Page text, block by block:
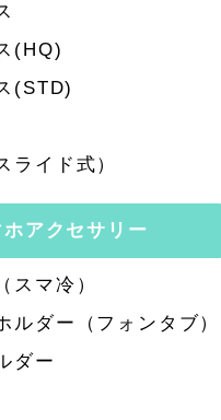
(HQ)
(STD)
ライド式）
アクセサリー
スマ冷）
ルダー（フォンタブ）
ダー